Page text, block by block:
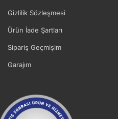
Gizlilik Sözleşmesi
Ürün İade Şartları
Sipariş Geçmişim
Garajım